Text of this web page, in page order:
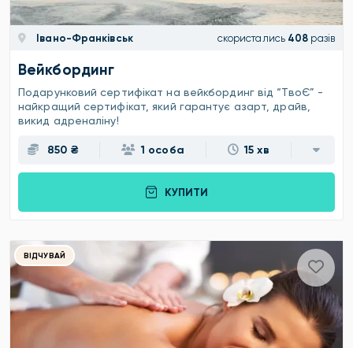
Івано-Франківськ скористались 408 разів
Вейкбординг
Подарунковий сертифікат на вейкбординг від “ТвоЄ” -
найкращий сертифікат, який гарантує азарт, драйв,
викид адреналіну!
850 ₴ 1 особа 15 хв
КУПИТИ
ВІДЧУВАЙ